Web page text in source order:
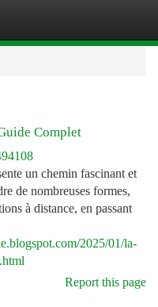
Complet
un chemin fascinant et
de nombreuses formes,
à distance, en passant
2025/01/la-
Report this page